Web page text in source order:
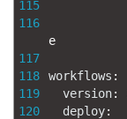
115
116
117
118
119
120
workflows :
version:
deploy: